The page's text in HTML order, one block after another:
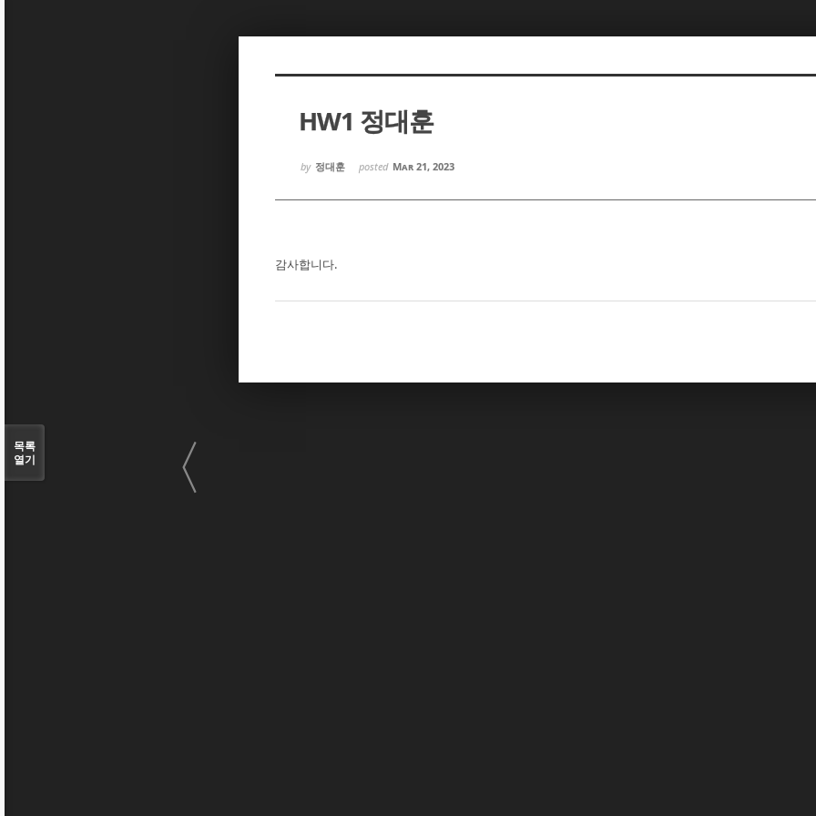
HW1 정대훈
by 정대훈 posted Mar 21, 2023
감사합니다.
〈
목록
열기
Sketchbook5, 스케치북5
Sketchbook5, 스케치북5
Sketchbook5, 스케치북5
Sketchbook5, 스케치북5